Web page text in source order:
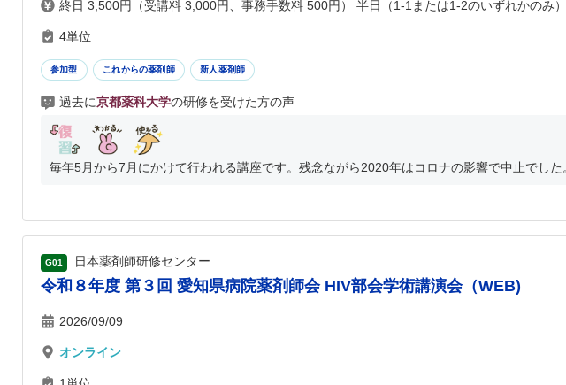
終日 3,500円（受講料 3,000円、事務手数料 500円） 半日（1-1または1-2のいずれかのみ
4単位
参加型 これからの薬剤師 新人薬剤師
過去に京都薬科大学の研修を受けた方の声
毎年5月から7月にかけて行われる講座です。残念ながら2020年はコロナの影響で中止でした
G01 日本薬剤師研修センター
令和８年度 第３回 愛知県病院薬剤師会 HIV部会学術講演会（WEB)
2026/09/09
オンライン